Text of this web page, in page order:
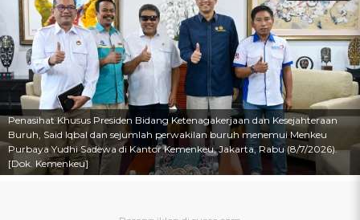
Penasihat Khusus Presiden Bidang Ketenagakerjaan dan Kesejahteraan
Buruh, Said Iqbal dan sejumlah perwakilan buruh menemui Menkeu
Purbaya Yudhi Sadewa di Kantor Kemenkeu, Jakarta, Rabu (8/7/2026).
[Dok. Kemenkeu]